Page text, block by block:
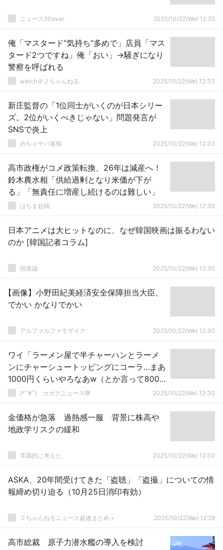
ニュース30over 2025/10/22(We) 12:35
俺「マスタード”気持ち”多めで」店員「マス
タード2つですね」俺「おい」→騒ぎになり
警察を呼ばれる
watch＠２ちゃんねる 2025/10/22(We) 12:33
新庄監督の「1位同士がいくのが日本シリー
ズ。2位がいくべきじゃない」問題発言が
SNSで炎上
めちゃヤバ速報 2025/10/22(We) 12:33
高市政権がコメ政策転換、26年は減産へ！
鈴木農水相「供給過剰となり米価が下が
る」「無責任に増産し続けるのは難しい」
はちま起稿 2025/10/22(We) 12:30
日本アニメは大ヒットなのに、なぜ韓国映画は振るわない
のか [韓国記者コラム]
脱亜論 2025/10/22(We) 12:30
【画像】小野田紀美経済安全保障担当大臣、
でかい かなりでかい
アルファルファモザイク 2025/10/22(We) 12:30
ワイ「ラーメン屋で半チャーハンとラーメ
ンにチャーシュートッピングにコーラ…まあ
1000円くらいやろなあw（とか言って800
とかやろ？）」ﾁﾗｯ
(*ﾟ∀ﾟ)ゞカガクニュース隊 2025/10/22(We) 12:30
金価格が急落 過熱感一服 背景に株高や
地政学リスクの緩和
常識的に考えた 2025/10/22(We) 12:30
ASKA、20年間受けてきた「盗聴」「盗撮」についての情
報締め切り迫る（10月25日消印有効）
２ちゃんねるニュース超速まとめ＋ 2025/10/22(We) 12:29
高市総裁 原子力潜水艦の導入を検討